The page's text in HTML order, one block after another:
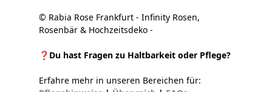
© Rabia Rose Frankfurt - Infinity Rosen,
Rosenbär & Hochzeitsdeko -
❓Du hast Fragen zu Haltbarkeit oder Pflege?
Erfahre mehr in unseren Bereichen für: